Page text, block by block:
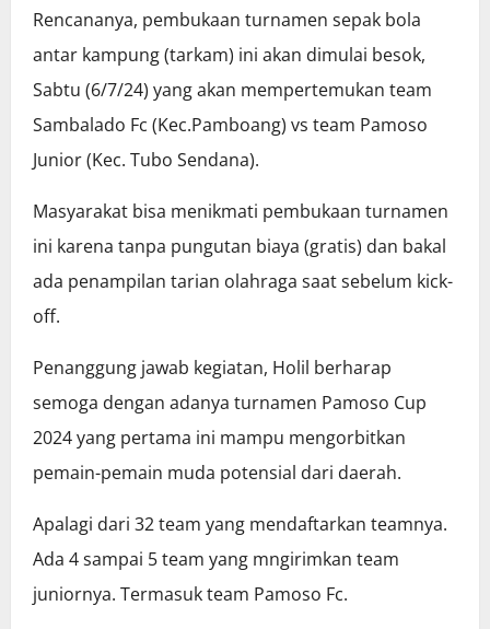
Rencananya, pembukaan turnamen sepak bola
antar kampung (tarkam) ini akan dimulai besok,
Sabtu (6/7/24) yang akan mempertemukan team
Sambalado Fc (Kec.Pamboang) vs team Pamoso
Junior (Kec. Tubo Sendana).
Masyarakat bisa menikmati pembukaan turnamen
ini karena tanpa pungutan biaya (gratis) dan bakal
ada penampilan tarian olahraga saat sebelum kick-
off.
Penanggung jawab kegiatan, Holil berharap
semoga dengan adanya turnamen Pamoso Cup
2024 yang pertama ini mampu mengorbitkan
pemain-pemain muda potensial dari daerah.
Apalagi dari 32 team yang mendaftarkan teamnya.
Ada 4 sampai 5 team yang mngirimkan team
juniornya. Termasuk team Pamoso Fc.